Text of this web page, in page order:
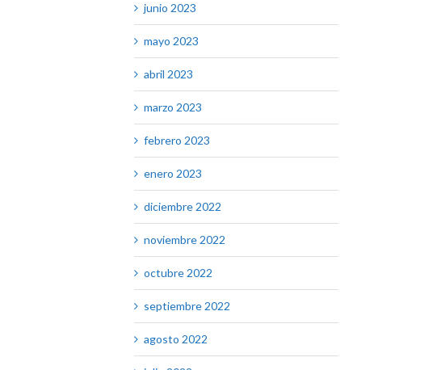
junio 2023
mayo 2023
abril 2023
marzo 2023
febrero 2023
enero 2023
diciembre 2022
noviembre 2022
octubre 2022
septiembre 2022
agosto 2022